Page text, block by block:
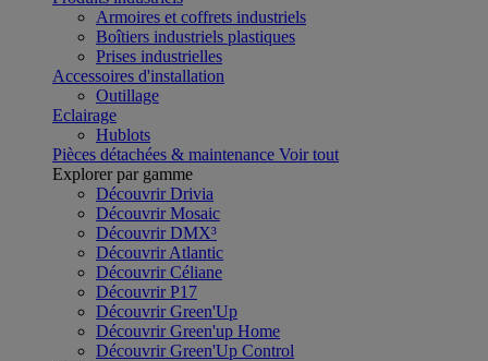
Armoires et coffrets industriels
Boîtiers industriels plastiques
Prises industrielles
Accessoires d'installation
Outillage
Eclairage
Hublots
Pièces détachées & maintenance Voir tout
Explorer par gamme
Découvrir Drivia
Découvrir Mosaic
Découvrir DMX³
Découvrir Atlantic
Découvrir Céliane
Découvrir P17
Découvrir Green'Up
Découvrir Green'up Home
Découvrir Green'Up Control